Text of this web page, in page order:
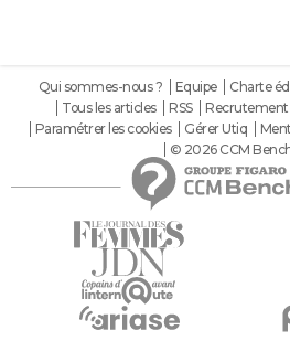
Qui sommes-nous ? Equipe Charte
Tous les articles
RSS Recrutement
Paramétrer les cookies
Gérer Utiq
© 2026 CCM